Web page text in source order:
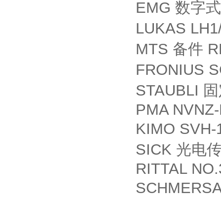
EMG 数字
LUKAS
MTS 备件
FRONIUS
STAUBLI
PMA
KIMO
SICK 光电
RITTAL